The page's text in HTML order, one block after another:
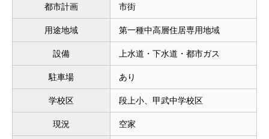
都市計画 市街
用途地域 第一種中高層住居専用地域
設備 上水道・下水道・都市ガス
駐車場 あり
学校区 段上小、甲武中学校区
現況 空家